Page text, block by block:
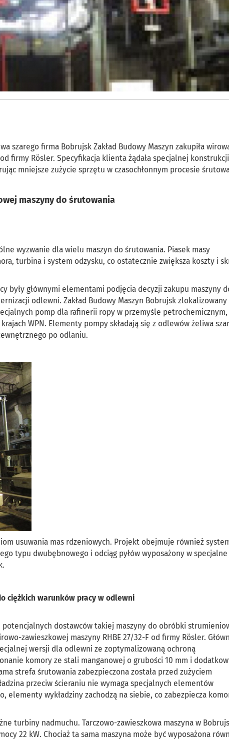
szarego firma Bobrujsk Zakład Budowy Maszyn zakupiła
firmy Rösler. Specyfikacja klienta żądała specjalnej
mniejsze zużycie sprzętu w czasochłonnym procesie
maszyny do śrutowania
wyzwanie dla wielu maszyn do śrutowania. Piasek masy
turbina i system odzysku, co ostatecznie zwiększa koszty i
były głównymi elementami podjęcia decyzji zakupu maszyny
odlewni. Zakład Budowy Maszyn Bobrujsk
pomp dla rafinerii ropy w przemyśle petrochemicznym,
WPN. Elementy pompy składają się z odlewów żeliwa
po odlaniu.
usuwania mas rdzeniowych. Projekt obejmuje również
typu dwubębnowego i odciąg pyłów wyposażony w specjalne
ciężkich warunków pracy w odlewni
potencjalnych dostawców takiej maszyny do obróbki
zawieszkowej maszyny RHBE 27/32-F od firmy Rösler.
wersji dla odlewni ze zoptymalizowaną ochroną
komory ze stali manganowej o grubości 10 mm i
strefa śrutowania zabezpieczona została przed zużyciem
przeciw ścieraniu nie wymaga specjalnych elementów
elementy wykładziny zachodzą na siebie, co zabezpiecza
turbiny nadmuchu. Tarczowo-zawieszkowa maszyna w
22 kW. Chociaż ta sama maszyna może być wyposażona